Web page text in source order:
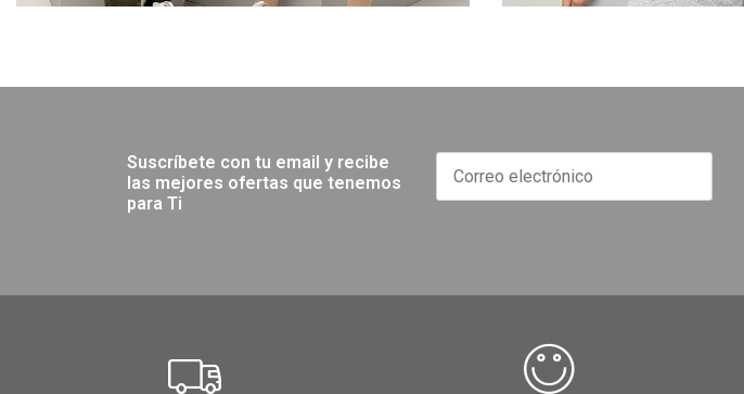
Suscríbete con tu email y recibe
las mejores ofertas que tenemos
para Ti